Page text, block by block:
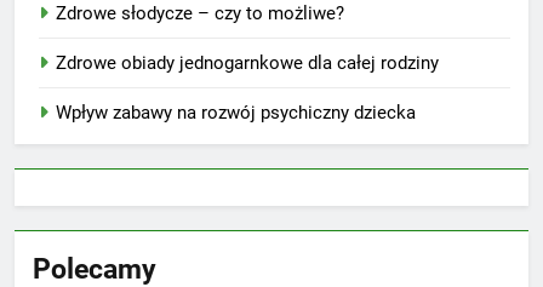
Zdrowe słodycze – czy to możliwe?
Zdrowe obiady jednogarnkowe dla całej rodziny
Wpływ zabawy na rozwój psychiczny dziecka
Polecamy